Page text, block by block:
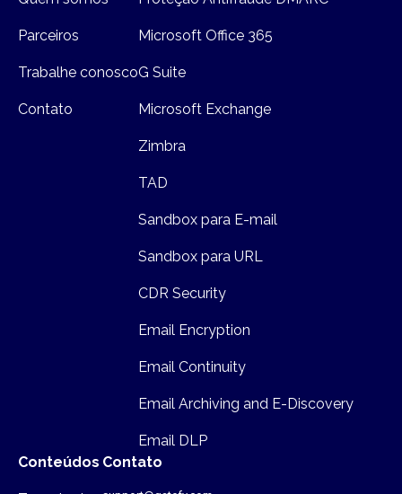
Parceiros
Trabalhe conosco
Contato
Microsoft Office 365
G Suite
Microsoft Exchange
Zimbra
TAD
Sandbox para E-mail
Sandbox para URL
CDR Security
Email Encryption
Email Continuity
Email Archiving and E-Discovery
Email DLP
Conteúdos Contato